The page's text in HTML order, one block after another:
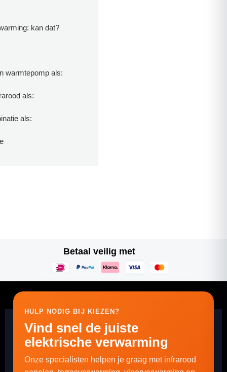
kan dat?
warmtepomp als:
als:
als:
Betaal veilig met
HULP NODIG BIJ KIEZEN?
Vind snel de juiste
elektrische verwarming
Onze specialisten helpen je graag met infrarood